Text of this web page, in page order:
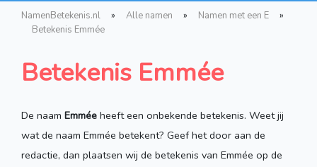
NamenBetekenis.nl » Alle namen » Namen met een E
»
Betekenis Emmée
Betekenis Emmée
De naam Emmée heeft een onbekende betekenis. Weet jij
wat de naam Emmée betekent? Geef het door aan de
redactie, dan plaatsen wij de betekenis van Emmée op de